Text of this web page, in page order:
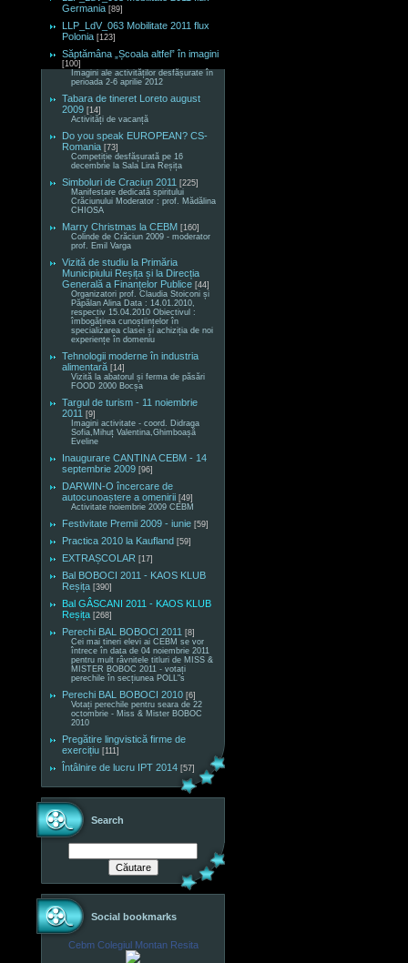
Germania [89]
LLP_LdV_063 Mobilitate 2011 flux
Polonia [123]
Săptămâna „Școala altfel” în imagini
[100]
Imagini ale activităților desfășurate în
perioada 2-6 aprilie 2012
Tabara de tineret Loreto august
2009 [14]
Activități de vacanță
Do you speak EUROPEAN? CS-
Romania [73]
Competiție desfășurată pe 16
decembrie la Sala Lira Reșița
Simboluri de Craciun 2011 [225]
Manifestare dedicată spiritului
Crăciunului Moderator : prof. Mădălina
CHIOSA
Marry Christmas la CEBM [160]
Colinde de Crăciun 2009 - moderator
prof. Emil Varga
Vizită de studiu la Primăria
Municipiului Reșița și la Direcția
Generală a Finanțelor Publice [44]
Organizatori prof. Claudia Stoiconi și
Păpălan Alina Data : 14.01.2010,
respectiv 15.04.2010 Obiectivul :
îmbogățirea cunoștiințelor în
specializarea clasei și achiziția de noi
experiențe în domeniu
Tehnologii moderne în industria
alimentară [14]
Vizită la abatorul și ferma de păsări
FOOD 2000 Bocșa
Targul de turism - 11 noiembrie
2011 [9]
Imagini activitate - coord. Didraga
Sofia,Mihuț Valentina,Ghimboașă
Eveline
Inaugurare CANTINA CEBM - 14
septembrie 2009 [96]
DARWIN-O încercare de
autocunoaștere a omenirii [49]
Activitate noiembrie 2009 CEBM
Festivitate Premii 2009 - iunie [59]
Practica 2010 la Kaufland [59]
EXTRAȘCOLAR [17]
Bal BOBOCI 2011 - KAOS KLUB
Reșița [390]
Bal GÂSCANI 2011 - KAOS KLUB
Reșița [268]
Perechi BAL BOBOCI 2011 [8]
Cei mai tineri elevi ai CEBM se vor
întrece în data de 04 noiembrie 2011
pentru mult râvnitele titluri de MISS &
MISTER BOBOC 2011 - votați
perechile în secțiunea POLL"s
Perechi BAL BOBOCI 2010 [6]
Votați perechile pentru seara de 22
octombrie - Miss & Mister BOBOC
2010
Pregătire lingvistică firme de
exercițiu [111]
Întâlnire de lucru IPT 2014 [57]
Search
Social bookmarks
Cebm Colegiul Montan Resita